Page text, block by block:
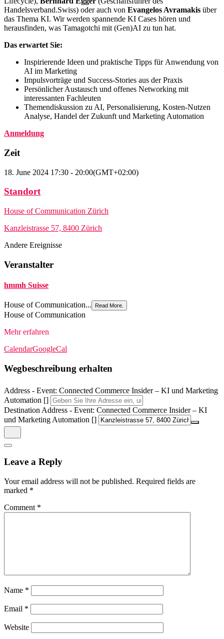
Handelsverband.Swiss) oder auch von Evangelos Avramakis über
das Thema KI. Wir werden spannende KI Cases hören und
herausfinden, was Tamagotchi mit (Gen)AI zu tun hat.
Das erwartet Sie:
Inspirierende Ideen und praktische Tipps für Anwendung von
AI im Marketing
Impulsvorträge und Success-Stories aus der Praxis
Persönlicher Austausch und offenes Networking mit
interessanten Fachleuten
Themendiskussion zu AI, Personalisierung, Kosten-Nutzen
Analyse, Handel der Zukunft und Marketing Automation
Anmeldung
Zeit
18. June 2024 17:30 - 20:00(GMT+02:00)
Standort
House of Communication Zürich
Kanzleistrasse 57, 8400 Zürich
Andere Ereignisse
Veranstalter
hmmh Suisse
House of Communication... Read More.
House of Communication
Mehr erfahren
CalendarGoogleCal
Wegbeschreibung erhalten
Address - Event: Connected Commerce Insider – KI und Marketing
Automation []
Destination Address - Event: Connected Commerce Insider – KI
und Marketing Automation []
Leave a Reply
Your email address will not be published. Required fields are
marked *
Comment *
Name *
Email *
Website